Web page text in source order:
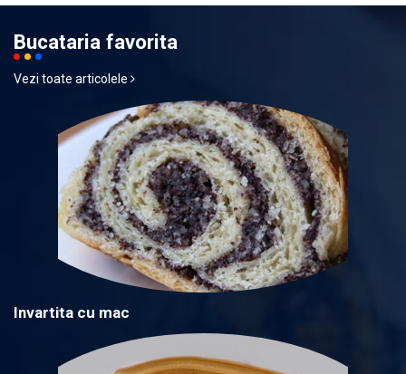
Bucataria favorita
Vezi toate articolele
Invartita cu mac